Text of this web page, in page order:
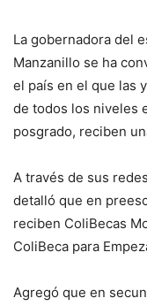
La gobernadora del
Manzanillo se ha
el país en el que las
de todos los niveles
posgrado, reciben
A través de sus
detalló que en
reciben ColiBecas
ColiBeca para
Agregó que en